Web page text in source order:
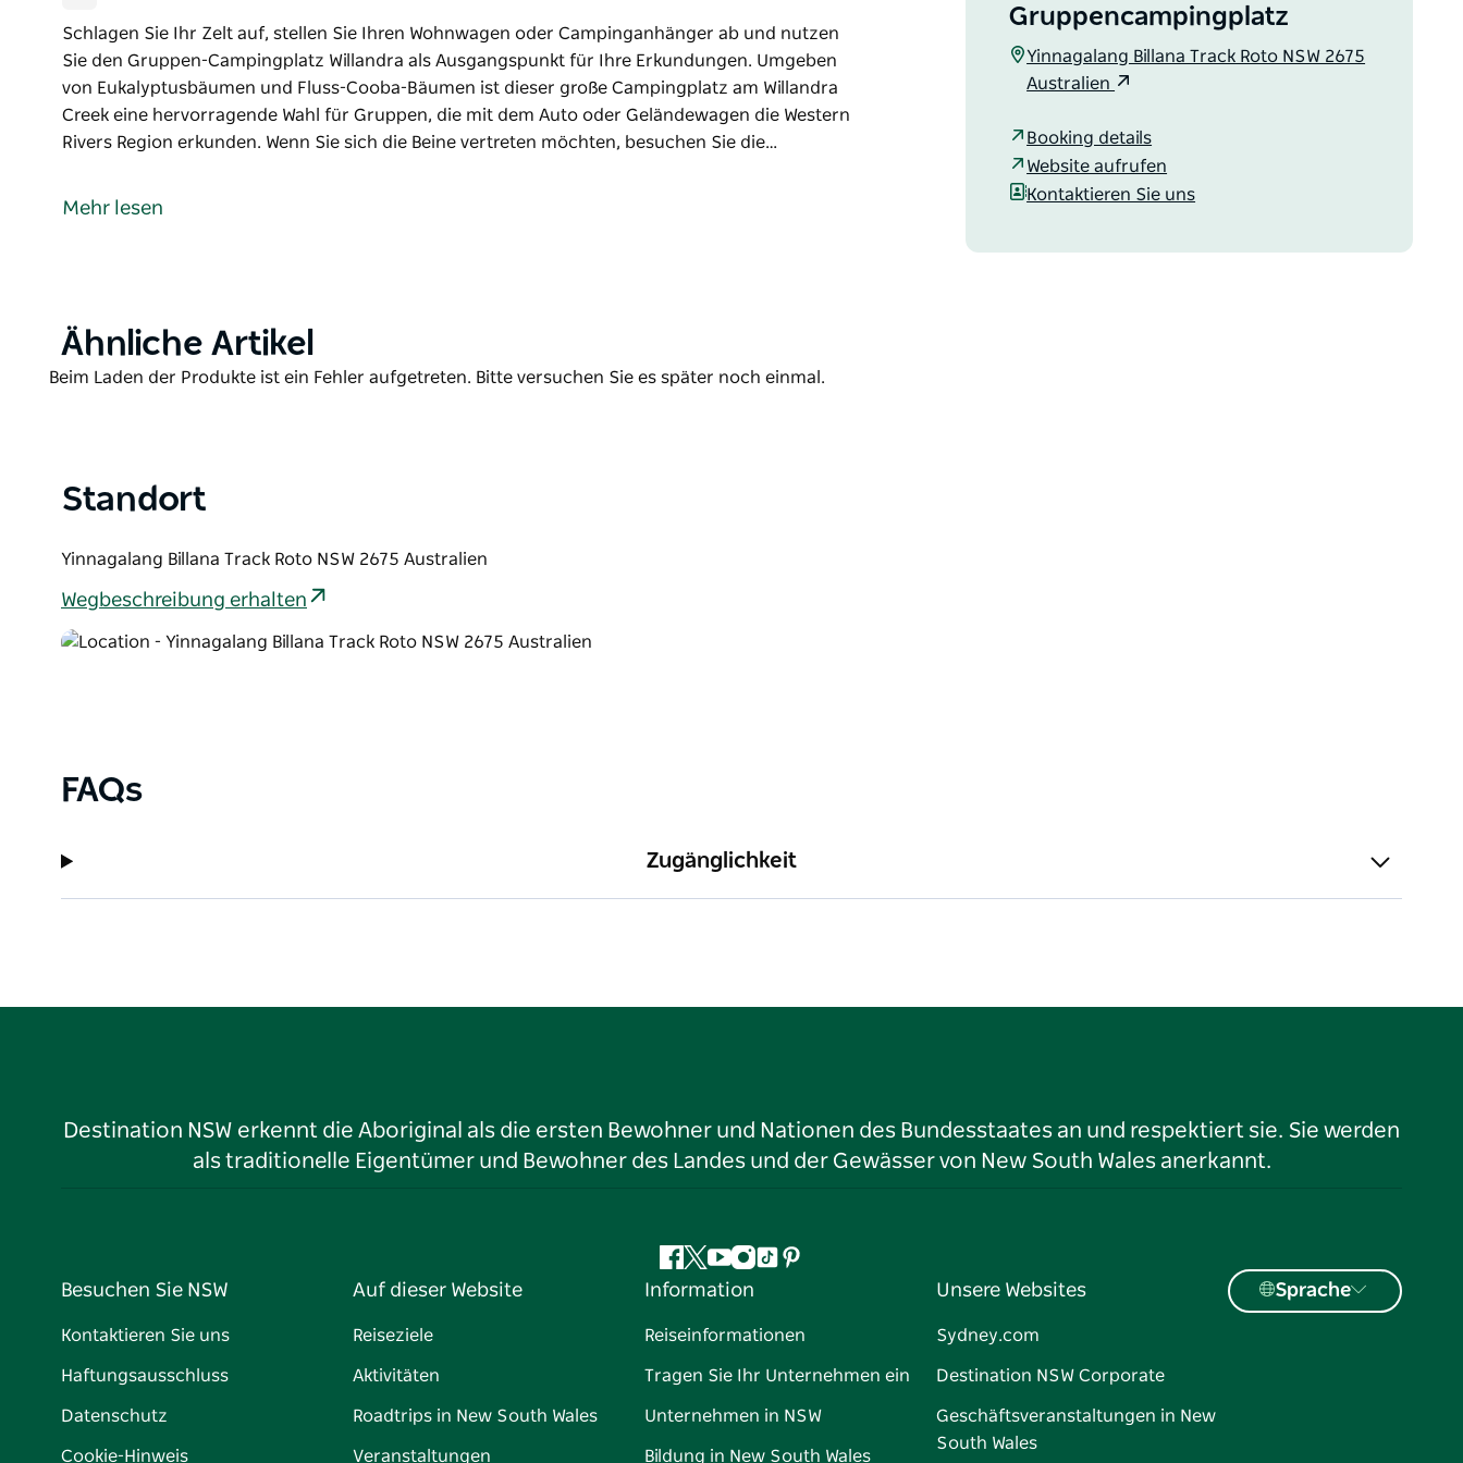
Schlagen Sie Ihr Zelt auf, stellen Sie Ihren Wohnwagen oder Campinganhänger ab und nutzen
Sie den Gruppen-Campingplatz Willandra als Ausgangspunkt für Ihre Erkundungen. Umgeben
von Eukalyptusbäumen und Fluss-Cooba-Bäumen ist dieser große Campingplatz am Willandra
Creek eine hervorragende Wahl für Gruppen, die mit dem Auto oder Geländewagen die Western
Rivers Region erkunden. Wenn Sie sich die Beine vertreten möchten, besuchen Sie die…
Sie den Gruppen-Campingplatz Willandra als Ausgangspunkt für Ihre Erkundungen. Umgeben
und entdecken Sie die ländliche Geschichte der Gegend oder spazieren Sie zum Willandra Creek.
Dort finden Sie ein Plätzchen, können die fantastische Vogelwelt beobachten oder Ihr Glück beim
und genießen einen Abend am Lagerfeuer, einen Blick in die Sterne und eine erholsame
Mehr lesen
Gruppencampingplatz
Yinnagalang Billana Track Roto NSW 2675
Australien
Booking details
Website aufrufen
Kontaktieren Sie uns
Product
Ähnliche Artikel
Product
Beim Laden der Produkte ist ein Fehler aufgetreten. Bitte versuchen Sie es später noch einmal.
Standort
Yinnagalang Billana Track Roto NSW 2675 Australien
Wegbeschreibung erhalten
FAQs
Zugänglichkeit
Destination NSW erkennt die Aboriginal als die ersten Bewohner und Nationen des Bundesstaates an und respektiert sie. Sie werden
als traditionelle Eigentümer und Bewohner des Landes und der Gewässer von New South Wales anerkannt.
Facebook
Twitter
YouTube
Instagram
TikTokPinterest
Besuchen Sie NSW
Kontaktieren Sie uns
Haftungsausschluss
Datenschutz
Cookie-Hinweis
Auf dieser Website
Reiseziele
Aktivitäten
Roadtrips in New South Wales
Veranstaltungen
Information
Reiseinformationen
Tragen Sie Ihr Unternehmen ein
Unternehmen in NSW
Bildung in New South Wales
Unsere Websites
Sydney.com
Destination NSW Corporate
Geschäftsveranstaltungen in New
South Wales
Sprache